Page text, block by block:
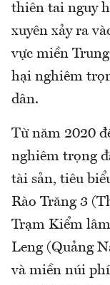
thiên tai nguy
xuyên xảy ra
vực miền
hại nghiêm
dân.
Từ năm 2020
nghiêm trọng
tài sản, tiêu
Rào Trăng 3
Trạm Kiểm
Leng (Quảng
và miền núi